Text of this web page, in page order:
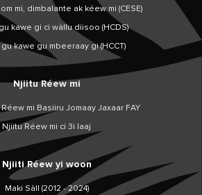
mi, dimbalante ak kéew mi (CESE)
kawe gi ci wàllu diisoo (HCDS)
kawe gu mbeeraay gi (HCCT)
Njiitu Réew mi
mi Basiiru Jomaay Jaxaar FAY
Njiitu Réew mi ci 3i laaj
Njiiti Réew yi woon
Maki Sàll (2012 - 2024)